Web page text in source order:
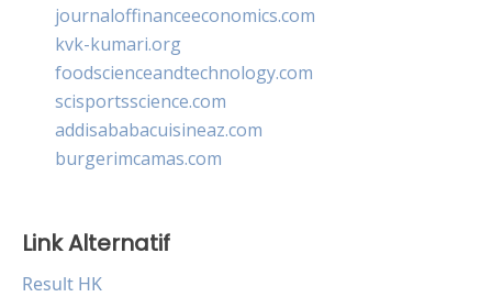
journaloffinanceeconomics.com
kvk-kumari.org
foodscienceandtechnology.com
scisportsscience.com
addisababacuisineaz.com
burgerimcamas.com
Link Alternatif
Result HK